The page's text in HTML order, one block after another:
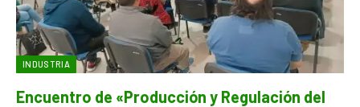
INDUSTRIA
Encuentro de «Producción y Regulación del